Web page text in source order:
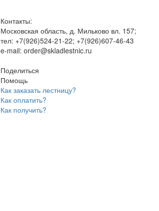
Контакты:
Московская область, д. Мильково вл. 157;
тел: +7(926)524-21-22; +7(926)607-46-43
e-mail: order@skladlestnic.ru
Поделиться
Помощь
Как заказать лестницу?
Как оплатить?
Как получить?